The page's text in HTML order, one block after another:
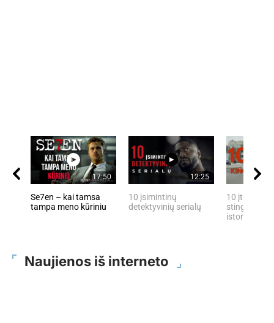
17:50
Se7en – kai tamsa
tampa meno kūriniu
12:25
10 įsimintinų
detektyvinių serialų
10 įtemptų,
stingdančių
istorijų
Naujienos iš interneto